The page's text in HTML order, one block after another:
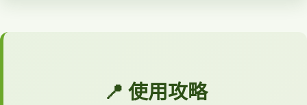
📍 使用攻略